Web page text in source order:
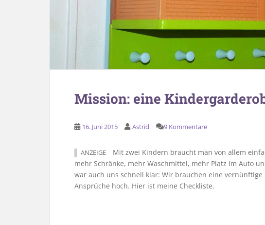
Mission: eine
16. Juni 2015 Astrid 9 Kommentare
ANZEIGE
Mit zwei Kindern braucht man von allem
mehr Schränke, mehr Waschmittel, mehr Platz im Auto
war auch uns schnell klar: Wir brauchen eine
Ansprüche hoch. Hier ist meine Checkliste.